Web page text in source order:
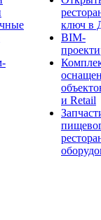
ключ в
BIM-
и Retail